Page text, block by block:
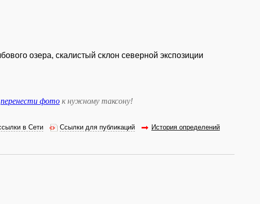
озера, скалистый склон северной экспозиции
перенести фото к нужному таксону!
в Сети Ссылки для публикаций История определений